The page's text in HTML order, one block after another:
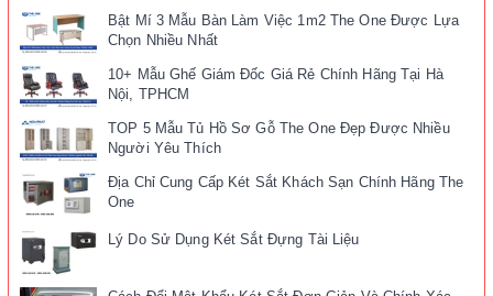
Bật Mí 3 Mẫu Bàn Làm Việc 1m2 The One Được Lựa
Chọn Nhiều Nhất
10+ Mẫu Ghế Giám Đốc Giá Rẻ Chính Hãng Tại Hà
Nội, TPHCM
TOP 5 Mẫu Tủ Hồ Sơ Gỗ The One Đẹp Được Nhiều
Người Yêu Thích
Địa Chỉ Cung Cấp Két Sắt Khách Sạn Chính Hãng The
One
Lý Do Sử Dụng Két Sắt Đựng Tài Liệu